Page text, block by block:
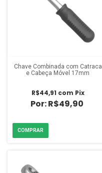
Chave Combinada com Catraca
e Cabeça Móvel 17mm
R$49,90
R$44,91 com Pix